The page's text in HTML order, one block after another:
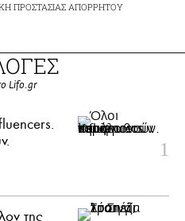
ΠΡΟΣΤΑΣΙΑΣ ΑΠΟΡΡΗΤΟΥ
Lifo.gr
της